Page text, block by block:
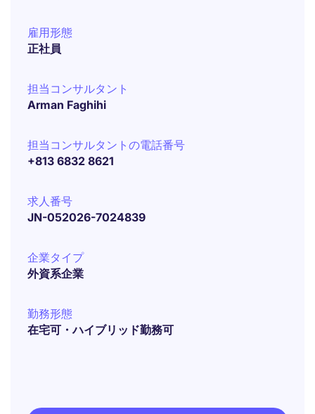
雇用形態
正社員
担当コンサルタント
Arman Faghihi
担当コンサルタントの電話番号
+813 6832 8621
求人番号
JN-052026-7024839
企業タイプ
外資系企業
勤務形態
在宅可・ハイブリッド勤務可